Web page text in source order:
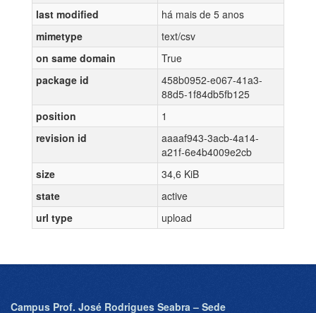
last modified
há mais de 5 anos
mimetype
text/csv
on same domain
True
package id
458b0952-e067-41a3-
88d5-1f84db5fb125
position
1
revision id
aaaaf943-3acb-4a14-
a21f-6e4b4009e2cb
size
34,6 KiB
state
active
url type
upload
Campus Prof. José Rodrigues Seabra – Sede